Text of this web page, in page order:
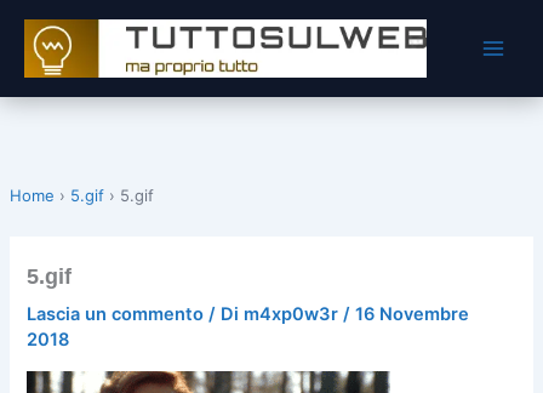
contenuto
Home › 5.gif› 5.gif
5.gif
Lascia un commento / Di m4xp0w3r/16 Novembre
2018